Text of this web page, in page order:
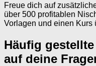
Freue dich auf
über 500 profitablen
Vorlagen und einen Kurs
Häufig
auf deine